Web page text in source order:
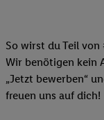
So wirst du Teil
Wir benötigen kein
„Jetzt bewerben“
freuen uns auf dich!